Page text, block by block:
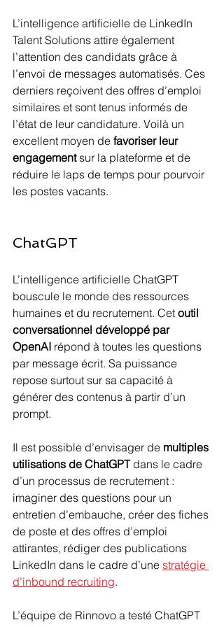
L’intelligence artificielle de LinkedIn
Talent Solutions attire également
l’attention des candidats grâce à
l’envoi de messages automatisés. Ces
derniers reçoivent des offres d’emploi
similaires et sont tenus informés de
l’état de leur candidature. Voilà un
excellent moyen de favoriser leur
engagement sur la plateforme et de
réduire le laps de temps pour pourvoir
les postes vacants.
ChatGPT
L’intelligence artificielle ChatGPT
bouscule le monde des ressources
humaines et du recrutement. Cet outil
conversationnel développé par
OpenAI répond à toutes les questions
par message écrit. Sa puissance
repose surtout sur sa capacité à
générer des contenus à partir d’un
prompt.
Il est possible d’envisager de multiples
utilisations de ChatGPT dans le cadre
d’un processus de recrutement :
imaginer des questions pour un
entretien d’embauche, créer des fiches
de poste et des offres d’emploi
attirantes, rédiger des publications
LinkedIn dans le cadre d’une stratégie
d’inbound recruiting.
L’équipe de Rinnovo a testé ChatGPT